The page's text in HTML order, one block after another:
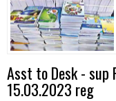
Asst to Desk - sup
15.03.2023 reg